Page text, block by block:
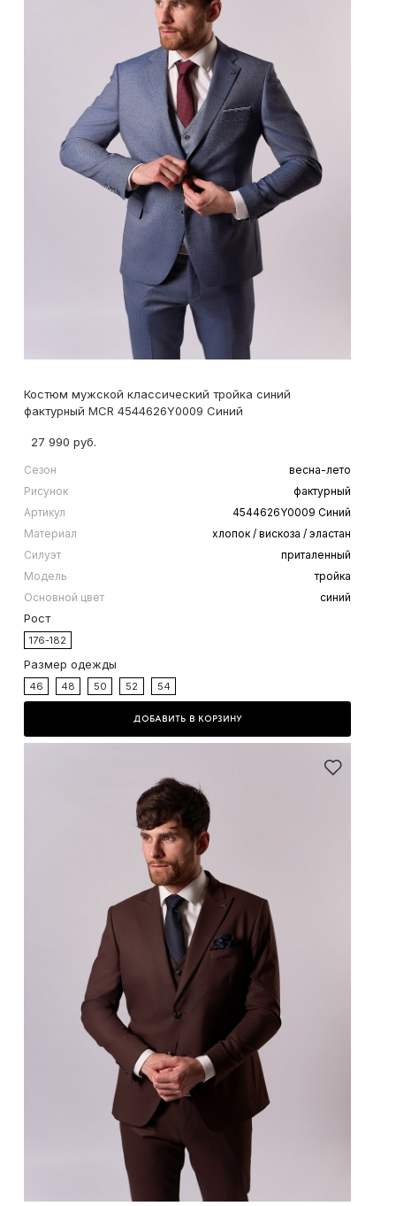
Костюм мужской классический тройка синий
фактурный MCR 4544626Y0009 Синий
27 990 руб.
Сезон
весна-лето
Рисунок
фактурный
Артикул
4544626Y0009 Синий
Материал
хлопок / вискоза / эластан
Силуэт
приталенный
Модель
тройка
Основной цвет
синий
Рост
176-182
Размер одежды
46 48 50 52 54
ДОБАВИТЬ В КОРЗИНУ